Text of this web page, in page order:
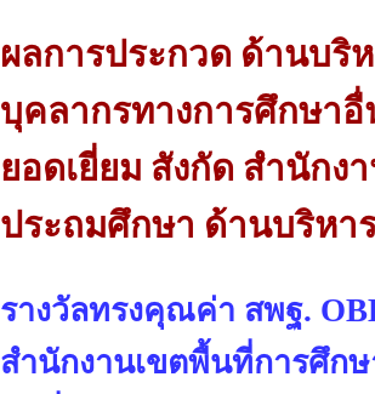
ผลการประกวด ด้านบริ
บุคลากรทางการศึกษาอื่
ยอดเยี่ยม สังกัด สำนักง
ประถมศึกษา ด้านบริหา
รางวัลทรงคุณค่า สพฐ.
สำนักงานเขตพื้นที่การศึก